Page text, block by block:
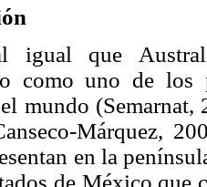
igual que
como uno de los
mundo (Semarnat,
Márquez,
en la
de México que